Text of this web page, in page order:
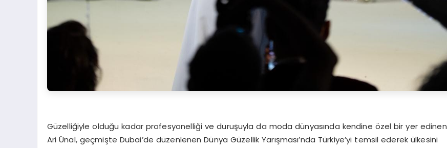
Güzelliğiyle olduğu kadar profesyonelliği ve duruşuyla da moda dünyasında kendine özel bir yer edinen
Ari Ünal, geçmişte Dubai’de düzenlenen Dünya Güzellik Yarışması’nda Türkiye’yi temsil ederek ülkesini